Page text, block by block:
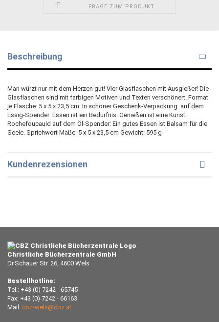
FRAGE ZUM PRODUKT
Beschreibung
Man würzt nur mit dem Herzen gut! Vier Glasflaschen mit Ausgießer! Die
Glasflaschen sind mit farbigen Motiven und Texten verschönert. Format
je Flasche: 5 x 5 x 23,5 cm. In schöner Geschenk-Verpackung. auf dem
Essig-Spender: Essen ist ein Bedürfnis. Genießen ist eine Kunst.
Rochefoucauld auf dem Öl-Spender: Ein gutes Essen ist Balsam für die
Seele. Sprichwort Maße: 5 x 5 x 23,5 cm Gewicht: 595 g
Kundenrezensionen
Christliche Bücherzentrale GmbH
Dr.Schauer Str. 26, 4600 Wels
Bestellhotline:
Tel.: +43 (0) 7242 - 65745
Fax: +43 (0) 7242 - 66163
Mail: cbz-wels@cbz.at